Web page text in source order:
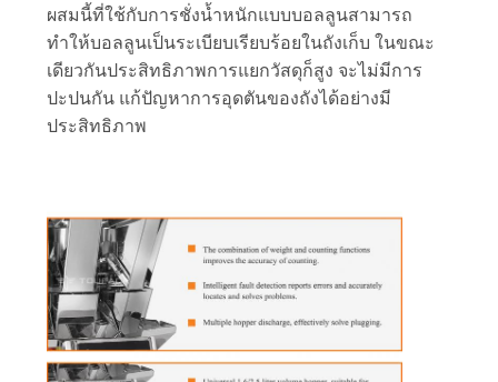
ผสมนี้ที่ใช้กับการชั่งน้ำหนักแบบบอลลูนสามารถ
ทำให้บอลลูนเป็นระเบียบเรียบร้อยในถังเก็บ ในขณะ
เดียวกันประสิทธิภาพการแยกวัสดุก็สูง จะไม่มีการ
ปะปนกัน แก้ปัญหาการอุดตันของถังได้อย่างมี
ประสิทธิภาพ